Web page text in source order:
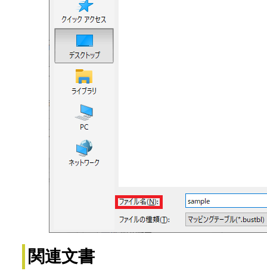
関連文書